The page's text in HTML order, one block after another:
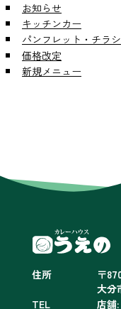
お知らせ
キッチンカー
パンフレット・チラシ
価格改定
新規メニュー
住所
〒
大分
TEL
店舗: